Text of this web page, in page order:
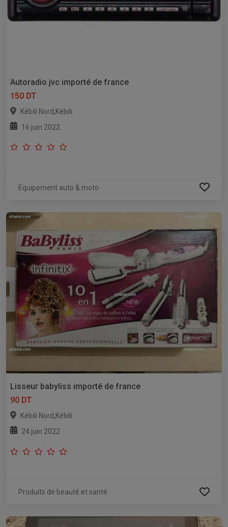
Autoradio jvc importé de france
150 DT
Kébili Nord,Kébili
16 juin 2022
Equipement auto & moto
Lisseur babyliss importé de france
90 DT
Kébili Nord,Kébili
24 juin 2022
Produits de beauté et santé